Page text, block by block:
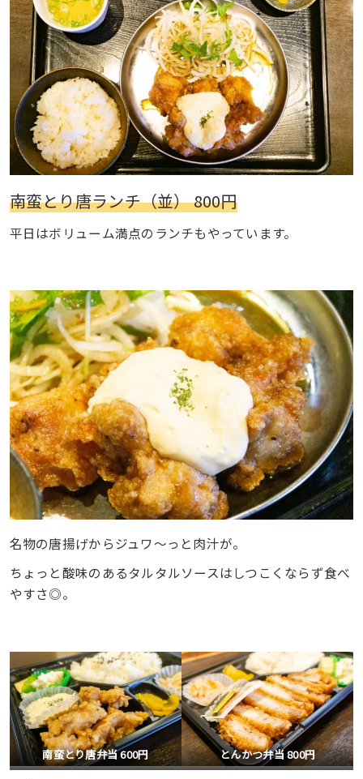
南蛮とり唐ランチ（並） 800円
平日はボリューム満点のランチもやっています。
名物の唐揚げからジュワ〜っと肉汁が。
ちょっと酸味のあるタルタルソースはしつこくならず食べ
やすさ◎。
南蛮とり唐弁当 600円 とんかつ弁当 800円